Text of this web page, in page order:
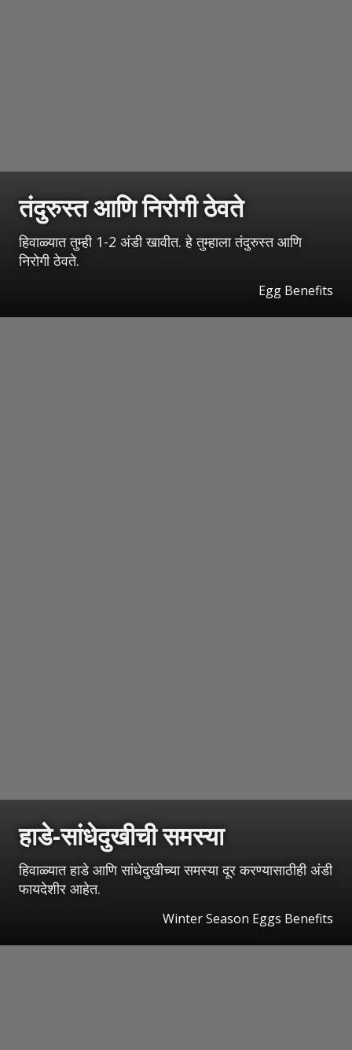
तंदुरुस्त आणि निरोगी ठेवते
हिवाळ्यात तुम्ही 1-2 अंडी खावीत. हे तुम्हाला तंदुरुस्त आणि
निरोगी ठेवते.
Egg Benefits
हाडे-सांधेदुखीची समस्या
हिवाळ्यात हाडे आणि सांधेदुखीच्या समस्या दूर करण्यासाठीही अंडी
फायदेशीर आहेत.
Winter Season Eggs Benefits